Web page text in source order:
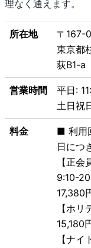
理なく通えます。
所在地
〒167-
東京都
荻B1-a
営業時間
平日:
土日祝
料金
■ 利用
日につ
【正
9:10-
17,380
【ホ
15,180
【ナ